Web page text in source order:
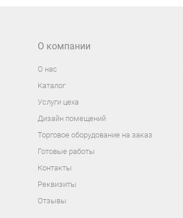
О компании
О нас
Каталог
Услуги цеха
Дизайн помещений
Торговое оборудование на заказ
Готовые работы
Контакты
Реквизиты
Отзывы